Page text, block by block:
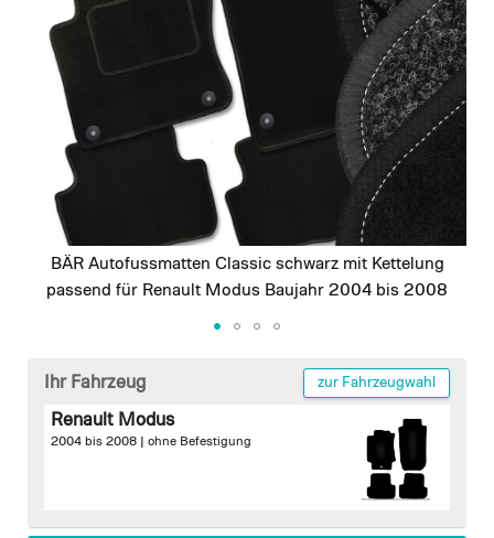
images
gallery
BÄR Autofussmatten Classic schwarz mit Kettelung
passend für Renault Modus Baujahr 2004 bis 2008
beginning
gallery
Ihr Fahrzeug zur Fahrzeugwahl
Renault Modus
2004 bis 2008 | ohne Befestigung